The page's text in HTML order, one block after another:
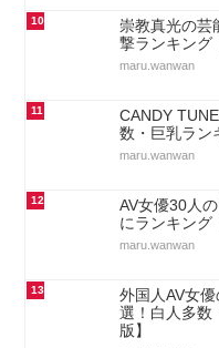
10
崇教真光の芸
撃ランキング
maru.wanwan
11
CANDY
数・巨乳ラン
maru.wanwan
12
AV女優30人
にランキング
maru.wanwan
13
外国人AV女
選！白人多数
版】